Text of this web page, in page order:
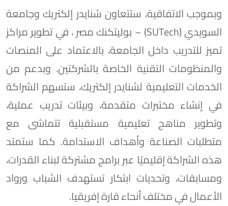
وبموجب الاتفاقية، ستتعاون شنايدر إلكتريك وجامعة
السويدي (SUTech) – بوليتكنك مصر ، في تطوير مراكز
تميز للتدريب داخل الجامعة، بالاعتماد على المنصات
والمنظومات التقنية الخاصة بالشركتين. وبدعم من
الخدمات التعليمية لشنايدر إلكتريك، ستسهم الشراكة
في إنشاء مختبرات متقدمة، وبيئات تدريب عملية،
وتطوير مناهج تعليمية مستقبلية تتماشى مع
متطلبات الصناعة وأهداف الاستدامة. كما ستمتد
هذه الشراكة إقليميًا عبر برامج مشتركة لبناء القدرات،
ومسابقات، وتحديات ابتكار تستهدف الشباب ورواد
الأعمال في مختلف أنحاء قارة إفريقيا.